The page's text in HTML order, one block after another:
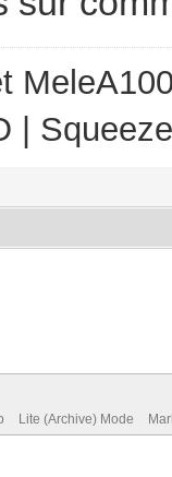
|
Lite (Archive) Mode